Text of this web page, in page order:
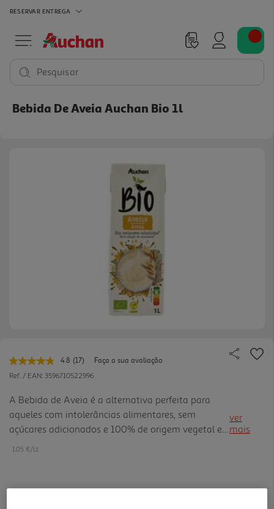
RESERVAR ENTREGA
Pesquisar
Bebida De Aveia Auchan Bio 1l
4.8 Leu
17
Link
para
a
mesma
página.
(17)
Faça a sua avaliação
Ref. / EAN: 3596710522996
A Bebida de Aveia é a alternativa perfeita para
aqueles com intolerâncias alimentares, sem
açúcares adicionados e 100% de origem vegetal e,
por isso, é apta para vegans e para quem é
ver
mais
1.05 €/Lt